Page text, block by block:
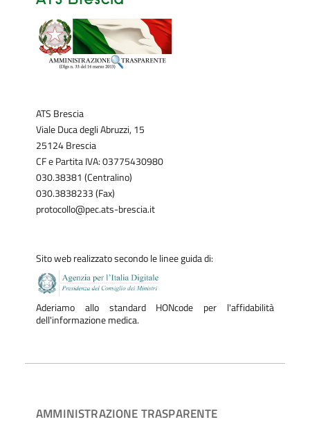
ATS Brescia
Viale Duca degli Abruzzi, 15
25124 Brescia
CF e Partita IVA: 03775430980
030.38381 (Centralino)
030.3838233 (Fax)
protocollo@pec.ats-brescia.it
Sito web realizzato secondo le linee guida di:
Aderiamo allo standard HONcode per l'affidabilità
dell'informazione medica.
AMMINISTRAZIONE TRASPARENTE